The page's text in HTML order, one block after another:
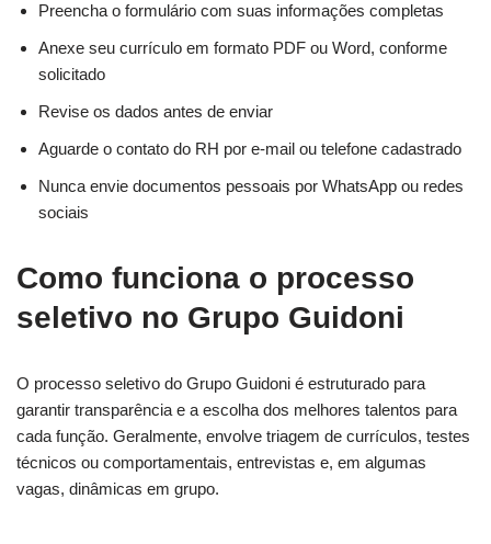
Preencha o formulário com suas informações completas
Anexe seu currículo em formato PDF ou Word, conforme
solicitado
Revise os dados antes de enviar
Aguarde o contato do RH por e-mail ou telefone cadastrado
Nunca envie documentos pessoais por WhatsApp ou redes
sociais
Como funciona o processo
seletivo no Grupo Guidoni
O processo seletivo do Grupo Guidoni é estruturado para
garantir transparência e a escolha dos melhores talentos para
cada função. Geralmente, envolve triagem de currículos, testes
técnicos ou comportamentais, entrevistas e, em algumas
vagas, dinâmicas em grupo.